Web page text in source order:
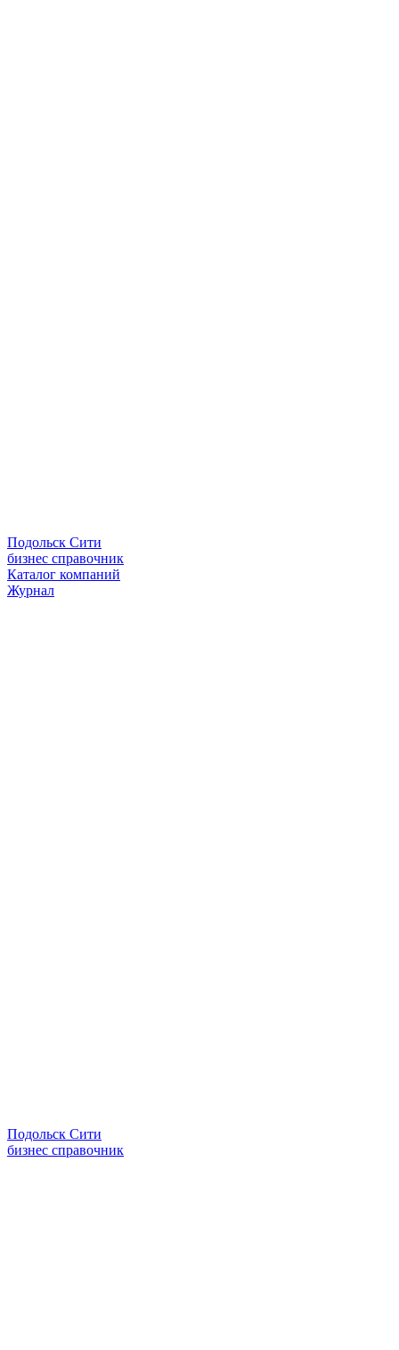
Подольск Сити
бизнес справочник
Каталог компаний
Журнал
Подольск Сити
бизнес справочник